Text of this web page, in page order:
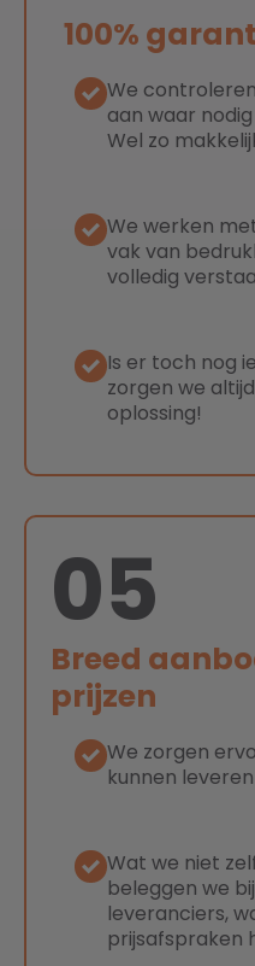
100%
We
aan waar
Wel zo
We werken
vak van
volledig
Is er toch nog
zorgen we
oplossing!
05
Breed
prijzen
We zorgen
kunnen
Wat we niet
beleggen we
leveranciers,
prijsafspraken